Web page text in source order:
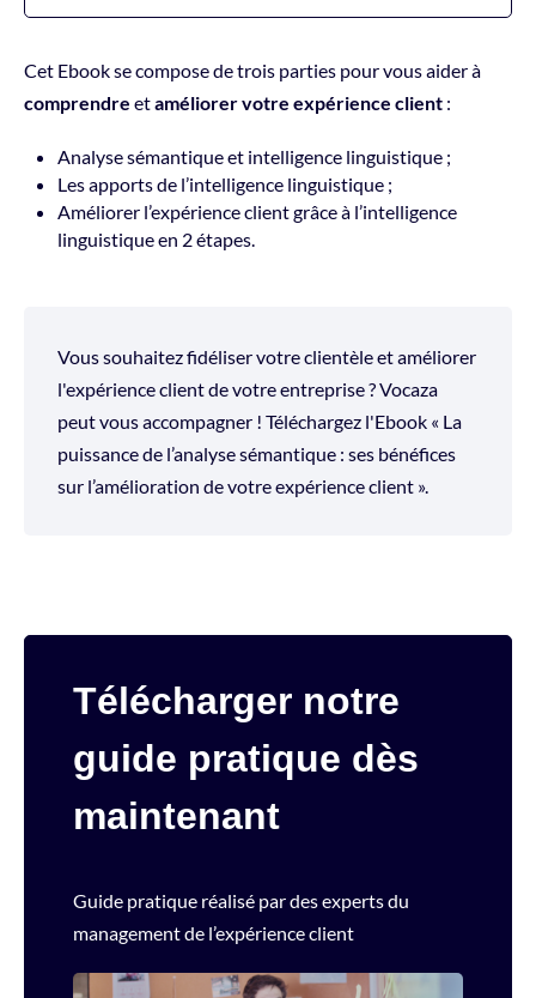
Cet Ebook se compose de trois parties pour vous aider à
comprendre etaméliorervotre expérience client :
Analyse sémantique et intelligence linguistique ;
Les apports de l’intelligence linguistique ;
Améliorer l’expérience client grâce à l’intelligence
linguistique en 2 étapes.
Vous souhaitez fidéliser votre clientèle et améliorer
l'expérience client de votre entreprise ? Vocaza
peut vous accompagner ! Téléchargez l'Ebook « La
puissance de l’analyse sémantique : ses bénéfices
sur l’amélioration de votre expérience client ».
Télécharger notre
guide pratique dès
maintenant
Guide pratique réalisé par des experts du
management de l’expérience client